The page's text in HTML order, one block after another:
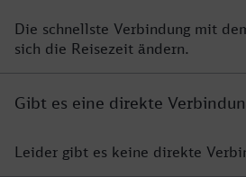
Die schnellste Verbindung mit
sich die Reisezeit ändern.
Gibt es eine direkte
Leider gibt es keine direkte